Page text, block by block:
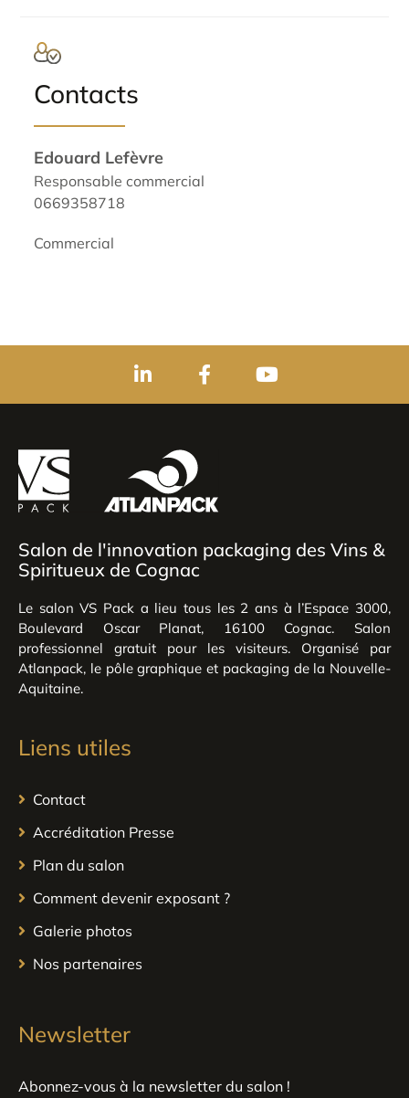
Contacts
Edouard Lefèvre
Responsable commercial
0669358718
Commercial
Salon de l'innovation packaging des Vins &
Spiritueux de Cognac
Le salon VS Pack a lieu tous les 2 ans à l’Espace 3000,
Boulevard Oscar Planat, 16100 Cognac. Salon
professionnel gratuit pour les visiteurs. Organisé par
Atlanpack, le pôle graphique et packaging de la Nouvelle-
Aquitaine.
Liens utiles
Contact
Accréditation Presse
Plan du salon
Comment devenir exposant ?
Galerie photos
Nos partenaires
Newsletter
Abonnez-vous à la newsletter du salon !